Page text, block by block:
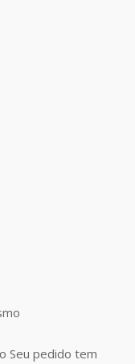
Seu pedido tem